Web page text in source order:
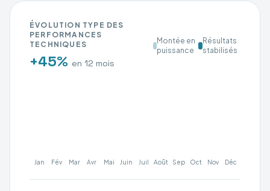
ÉVOLUTION TYPE DES
PERFORMANCES
TECHNIQUES
+45% en 12 mois
Montée en
puissance
Résultats
stabilisés
Jan Fév Mar Avr Mai Juin Juil Août Sep Oct Nov Déc